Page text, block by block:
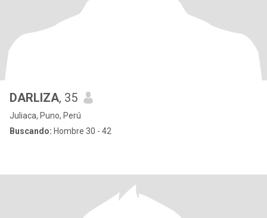
DARLIZA, 35
Juliaca, Puno, Perú
Buscando: Hombre 30 - 42